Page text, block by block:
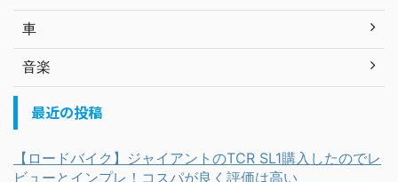
車
音楽
最近の投稿
【ロードバイク】ジャイアントのTCR SL1購入したのでレ
ビューとインプレ！コスパが良く評価は高い